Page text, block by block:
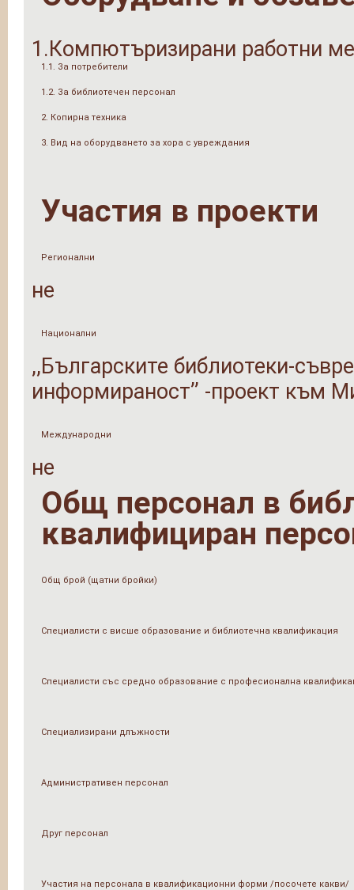
1.Компютъризирани работни
1.1. За потребители
1.2. За библиотечен персонал
2. Копирна техника
3. Вид на оборудването за хора с увреждания
Участия в проекти
Регионални
не
Национални
,,Българските библиотеки-
информираност’’ -проект към
Международни
не
Общ персонал в
квалифициран
Общ брой (щатни бройки)
Специалисти с висше образование и библиотечна квалификация
Специалисти със средно образование с професионална
Специализирани длъжности
Административен персонал
Друг персонал
Участия на персонала в квалификационни форми /посочете какви/